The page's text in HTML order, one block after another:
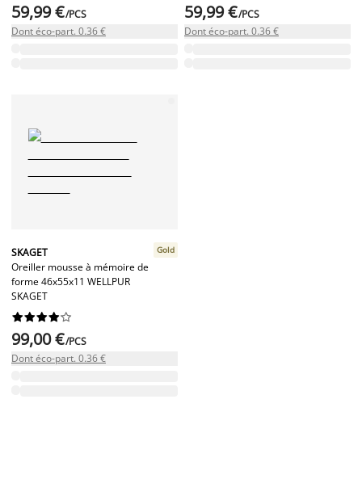
59,99 €/PCS
Dont éco-part. 0.36 €
59,99 €/PCS
Dont éco-part. 0.36 €
SKAGET
Oreiller mousse à mémoire de
forme 46x55x11 WELLPUR
SKAGET
Gold






99,00 €/PCS
Dont éco-part. 0.36 €